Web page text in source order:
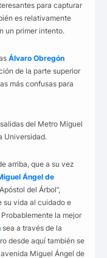
para capturar
es relativamente
un primer intento.
Álvaro Obregón
de la parte superior
más confusas para
del Metro Miguel
Universidad.
arriba, que a su vez
Ángel de
del Árbol”,
su vida al cuidado e
la mejor
sea a través de la
desde aquí también se
Miguel Ángel de